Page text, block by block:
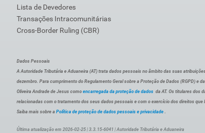
Lista de Devedores
Transações Intracomunitárias
Cross-Border Ruling (CBR)
Dados Pessoais
A Autoridade Tributária e Aduaneira (AT) trata dados pessoais no âmbito das suas
dezembro. Para cumprimento do Regulamento Geral sobre a Proteção de Dados (RGPD) e
Oliveira Andrade de Jesus como encarregada da proteção de dados da AT. Os titulares dos
relacionadas com o tratamento dos seus dados pessoais e com o exercício dos direitos
Saiba mais sobre a Política de proteção de dados pessoais e privacidade .
Última atualização em 2026-02-25 | 3.3.15-6041 | Autoridade Tributária e Aduaneira